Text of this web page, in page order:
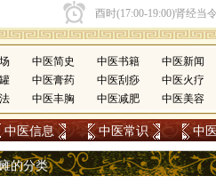
中医简史 中医书籍 中医新闻
中医膏药 中医刮痧 中医火疗
中医丰胸 中医减肥 中医美容
中医信息 中医常识 中
的分类